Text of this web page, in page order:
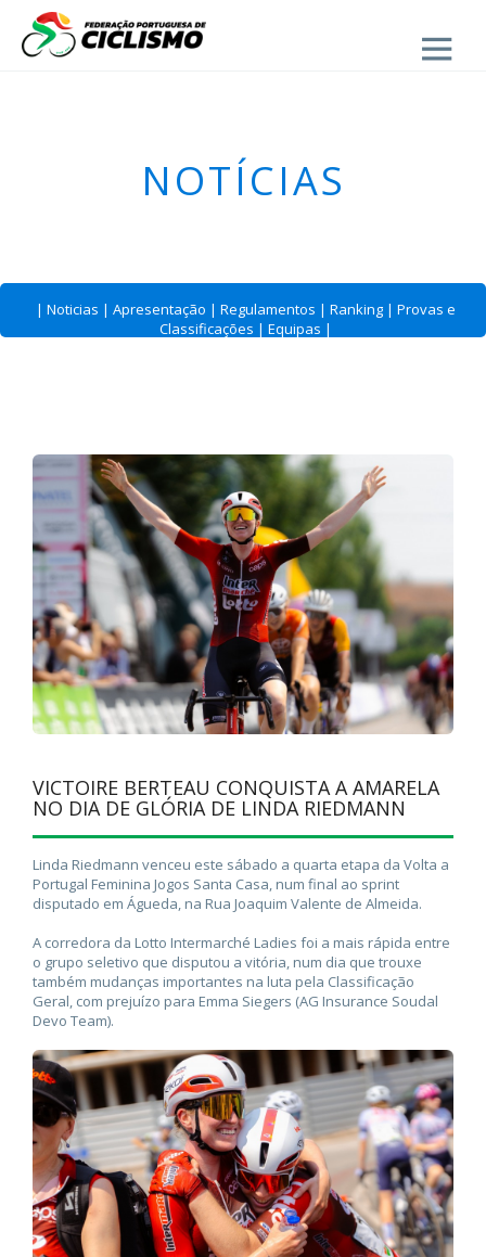
Close
- Estrada
NOTÍCIAS
| Noticias | Apresentação | Regulamentos | Ranking | Provas e
Classificações | Equipas |
VICTOIRE BERTEAU CONQUISTA A AMARELA
NO DIA DE GLÓRIA DE LINDA RIEDMANN
Linda Riedmann venceu este sábado a quarta etapa da Volta a
Portugal Feminina Jogos Santa Casa, num final ao sprint
disputado em Águeda, na Rua Joaquim Valente de Almeida.
A corredora da Lotto Intermarché Ladies foi a mais rápida entre
o grupo seletivo que disputou a vitória, num dia que trouxe
também mudanças importantes na luta pela Classificação
Geral, com prejuízo para Emma Siegers (AG Insurance Soudal
Devo Team).